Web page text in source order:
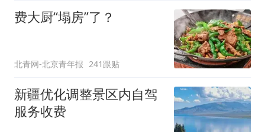
费大厨“塌房”了？
北青网-北京青年报 241跟贴
新疆优化调整景区内自驾
服务收费